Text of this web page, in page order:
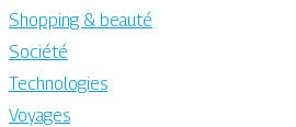
Shopping & beauté
Société
Technologies
Voyages